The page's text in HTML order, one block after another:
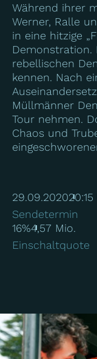
Während ihrer
Werner, Ralle
in eine hitzige
Demonstration.
rebellischen
kennen. Nach
Müllmänner
Tour nehmen.
Chaos und
29.09.2020
Sendetermin
16%4,57 Mio.
Einschaltquote